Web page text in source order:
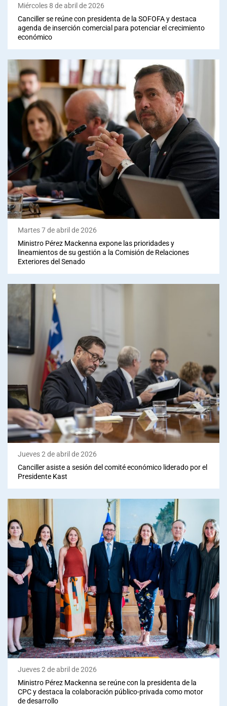
Miércoles 8 de abril de 2026
Canciller se reúne con presidenta de la SOFOFA y destaca
agenda de inserción comercial para potenciar el crecimiento
económico
Martes 7 de abril de 2026
Ministro Pérez Mackenna expone las prioridades y
lineamientos de su gestión a la Comisión de Relaciones
Exteriores del Senado
Jueves 2 de abril de 2026
Canciller asiste a sesión del comité económico liderado por el
Presidente Kast
Jueves 2 de abril de 2026
Ministro Pérez Mackenna se reúne con la presidenta de la
CPC y destaca la colaboración público-privada como motor
de desarrollo